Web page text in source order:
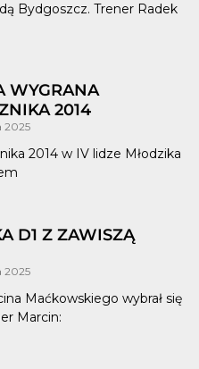
Bydgoszcz. Trener Radek
WYGRANA
2014
2025
2014 w IV lidze Młodzika
D1 Z ZAWISZĄ
2025
Maćkowskiego wybrał się
Marcin: